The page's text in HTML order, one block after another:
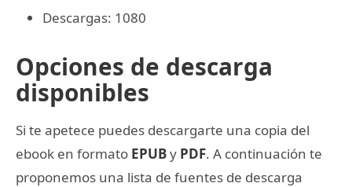
Descargas: 1080
Opciones de descarga
disponibles
Si te apetece puedes descargarte una copia del
ebook en formato EPUBy PDF. A continuación te
proponemos una lista de fuentes de descarga